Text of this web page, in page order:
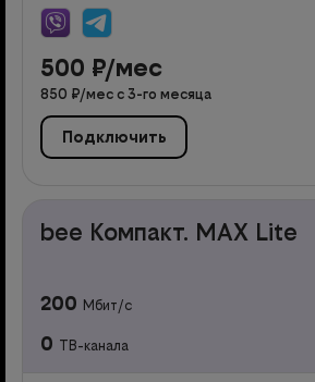
500 ₽/мес
850 ₽/мес с 3-го месяца
Подключить
bee Компакт. MAX Lite
200 Мбит/с
0 ТВ-канала